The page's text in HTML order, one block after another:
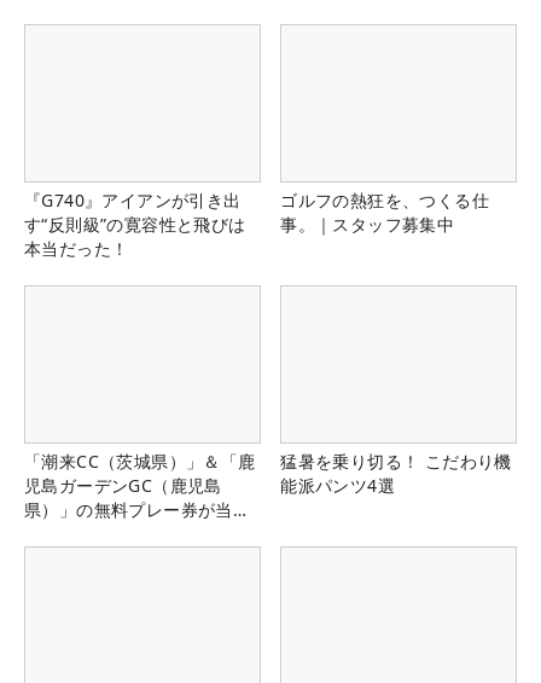
『G740』アイアンが引き出
す“反則級”の寛容性と飛びは
本当だった！
ゴルフの熱狂を、つくる仕
事。｜スタッフ募集中
「潮来CC（茨城県）」＆「鹿
児島ガーデンGC（鹿児島
県）」の無料プレー券が当た
猛暑を乗り切る！ こだわり機
能派パンツ4選